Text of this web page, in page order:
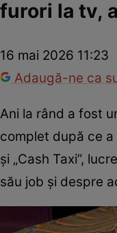
furori la tv,
16 mai 2026 11:23
Adaugă-ne ca
Ani la rând a fost
complet după ce
și „Cash Taxi”,
său job și despre